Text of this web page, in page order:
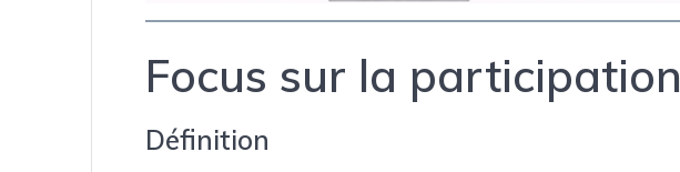
Focus sur la participation
Définition